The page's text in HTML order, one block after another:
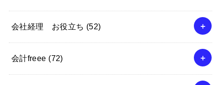
会社経理 お役立ち (52)
会計freee (72)